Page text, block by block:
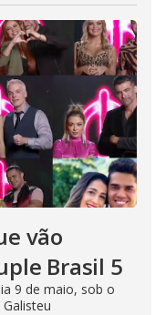
vão
Brasil 5
9 de maio, sob o